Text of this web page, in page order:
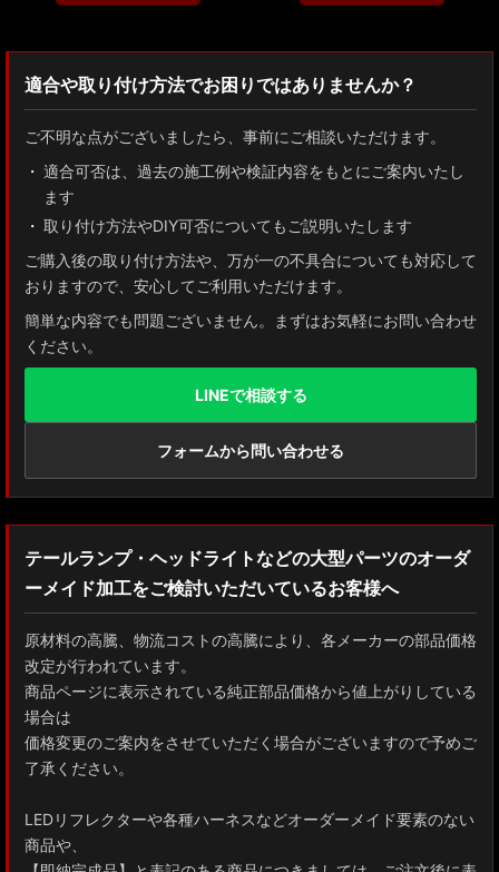
適合や取り付け方法でお困りではありませんか？
ご不明な点がございましたら、事前にご相談いただけます。
適合可否は、過去の施工例や検証内容をもとにご案内いたし
ます
取り付け方法やDIY可否についてもご説明いたします
ご購入後の取り付け方法や、万が一の不具合についても対応して
おりますので、安心してご利用いただけます。
簡単な内容でも問題ございません。まずはお気軽にお問い合わせ
ください。
LINEで相談する
フォームから問い合わせる
テールランプ・ヘッドライトなどの大型パーツのオーダ
ーメイド加工をご検討いただいているお客様へ
原材料の高騰、物流コストの高騰により、各メーカーの部品価格
改定が行われています。
商品ページに表示されている純正部品価格から値上がりしている
場合は
価格変更のご案内をさせていただく場合がございますので予めご
了承ください。
LEDリフレクターや各種ハーネスなどオーダーメイド要素のない
商品や、